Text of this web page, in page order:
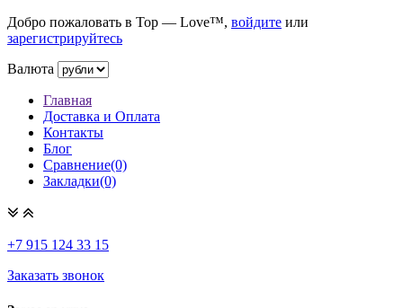
Добро пожаловать в Top — Love™, войдите или
зарегистрируйтесь
Валюта
Главная
Доставка и Оплата
Контакты
Блог
Сравнение(0)
Закладки(0)
+7 915 124 33 15
Заказать звонок